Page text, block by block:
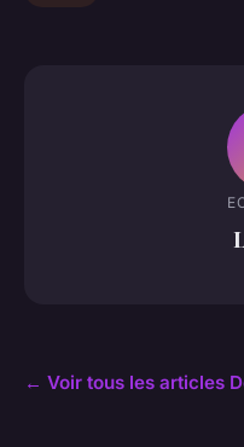
← Voir tous les articles